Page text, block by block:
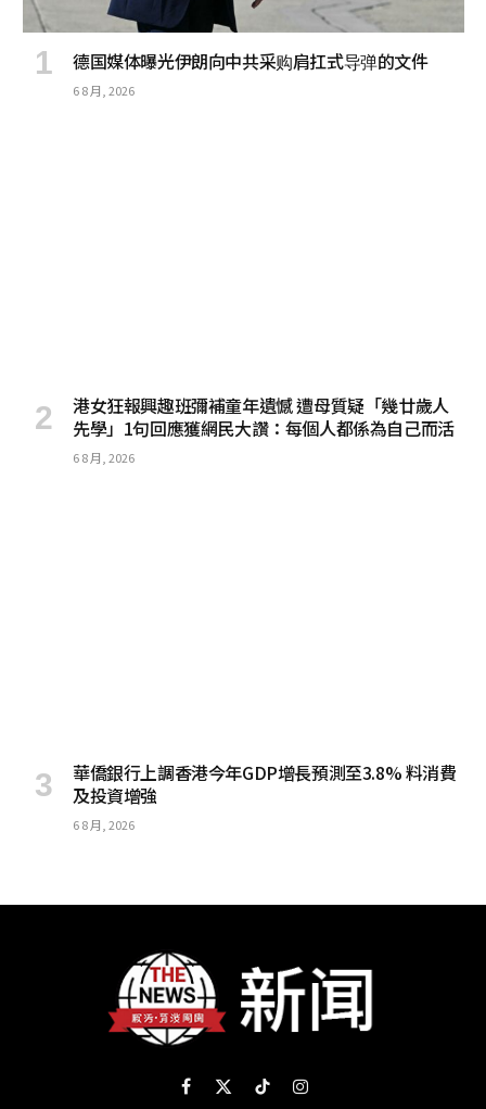
德国媒体曝光伊朗向中共采购肩扛式导弹的文件
6 8 月, 2026
港女狂報興趣班彌補童年遺憾 遭母質疑「幾廿歲人
先學」1句回應獲網民大讚：每個人都係為自己而活
6 8 月, 2026
華僑銀行上調香港今年GDP增長預測至3.8% 料消費
及投資增強
6 8 月, 2026
Facebook
X
TikTokInstagram